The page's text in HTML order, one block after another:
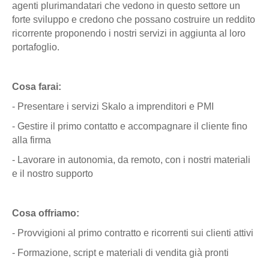
agenti plurimandatari che vedono in questo settore un
forte sviluppo e credono che possano costruire un reddito
ricorrente proponendo i nostri servizi in aggiunta al loro
portafoglio.
Cosa farai:
- Presentare i servizi Skalo a imprenditori e PMI
- Gestire il primo contatto e accompagnare il cliente fino
alla firma
- Lavorare in autonomia, da remoto, con i nostri materiali
e il nostro supporto
Cosa offriamo:
- Provvigioni al primo contratto e ricorrenti sui clienti attivi
- Formazione, script e materiali di vendita già pronti